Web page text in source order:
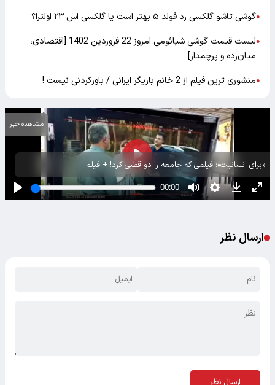
●گوشی تاشو گلکسی زد فولد ۵ بهتر است یا گلکسی اس ۲۳ اولترا؟
●
لیست قیمت گوشی شیائومی امروز 22 فروردین 1402 [اقتصادی،
میان‌رده و پرچمدار]
●منشوری ترین فیلم از 2 خانم بازیگر ایرانی / باورکردنی نیست !
«برای انسانیت»؛ فیلمی که جامعه را دو قطبی کرد! + فیلم
مشاهده خبر
ارسال نظر
ارسال نظر